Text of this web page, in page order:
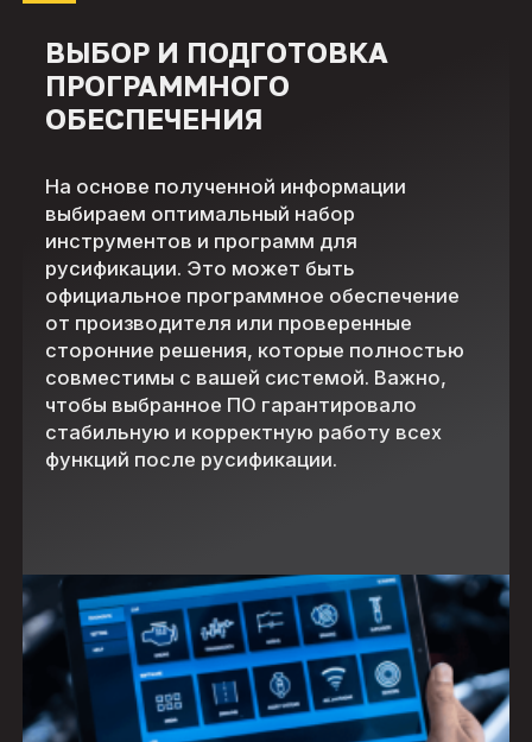
ВЫБОР И ПОДГОТОВКА
ПРОГРАММНОГО
ОБЕСПЕЧЕНИЯ
На основе полученной информации
выбираем оптимальный набор
инструментов и программ для
русификации. Это может быть
официальное программное обеспечение
от производителя или проверенные
сторонние решения, которые полностью
совместимы с вашей системой. Важно,
чтобы выбранное ПО гарантировало
стабильную и корректную работу всех
функций после русификации.